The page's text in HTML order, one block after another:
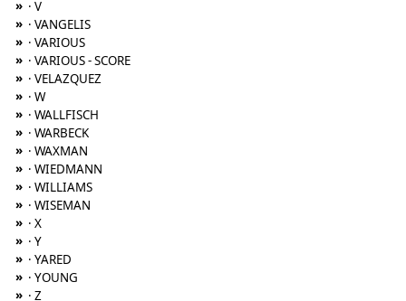
» · V
» · VANGELIS
» · VARIOUS
» · VARIOUS - SCORE
» · VELAZQUEZ
» · W
» · WALLFISCH
» · WARBECK
» · WAXMAN
» · WIEDMANN
» · WILLIAMS
» · WISEMAN
» · X
» · Y
» · YARED
» · YOUNG
» · Z